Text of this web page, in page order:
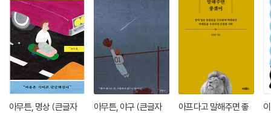
아무튼, 명상 (큰글자
아무튼, 야구 (큰글자
아프다고 말해주면 좋